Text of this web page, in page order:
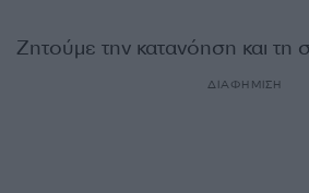
Ζητούμε την κατανόηση και τη
ΔΙΑΦΗΜΙΣΗ